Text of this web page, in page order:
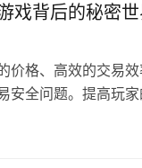
戏背后的秘密
价格、高效的交易
安全问题。提高玩